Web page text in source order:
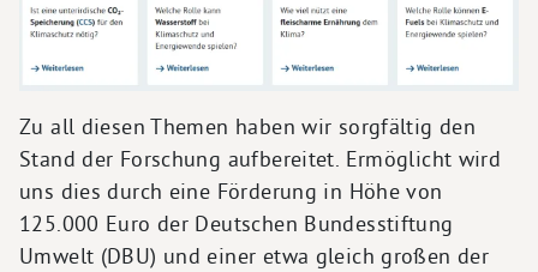
Zu all diesen Themen haben wir sorgfältig den
Stand der Forschung aufbereitet. Ermöglicht wird
uns dies durch eine Förderung in Höhe von
125.000 Euro der Deutschen Bundesstiftung
Umwelt (DBU) und einer etwa gleich großen der